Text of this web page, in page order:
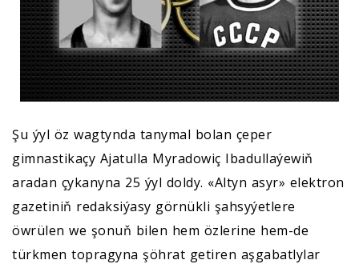
Şu ýyl öz wagtynda tanymal bolan çeper
gimnastikaçy Ajatulla Myradowiç Ibadullaýewiň
aradan çykanyna 25 ýyl doldy. «Altyn asyr» elektron
gazetiniň redaksiýasy görnükli şahsyýetlere
öwrülen we şonuň bilen hem özlerine hem-de
türkmen topragyna şöhrat getiren aşgabatlylar